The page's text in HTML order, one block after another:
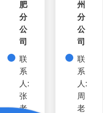
肥
分
公
司
联
系
人:
张
老
州
分
公
司
联
系
人:
周
老